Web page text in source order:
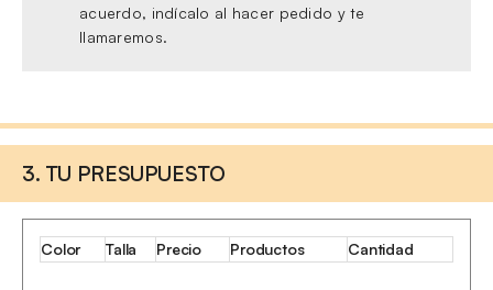
acuerdo, indícalo al hacer pedido y te
llamaremos.
3. TU PRESUPUESTO
Color Talla Precio Productos Cantidad